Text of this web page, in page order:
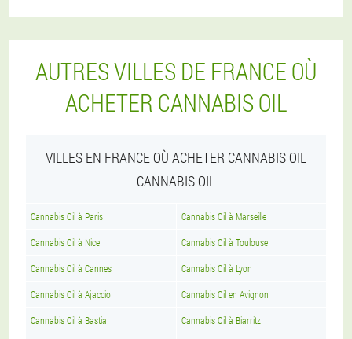
AUTRES VILLES DE FRANCE OÙ
ACHETER CANNABIS OIL
VILLES EN FRANCE OÙ ACHETER CANNABIS OIL
CANNABIS OIL
Cannabis Oil à Paris Cannabis Oil à Marseille
Cannabis Oil à Nice Cannabis Oil à Toulouse
Cannabis Oil à Cannes Cannabis Oil à Lyon
Cannabis Oil à Ajaccio Cannabis Oil en Avignon
Cannabis Oil à Bastia Cannabis Oil à Biarritz